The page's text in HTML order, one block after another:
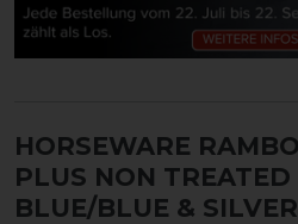
HORSEWARE
PLUS NON TREATED
BLUE/BLUE &